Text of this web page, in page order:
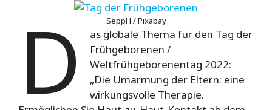
SeppH / Pixabay
D
as globale Thema für den Tag der
Frühgeborenen /
Weltfrühgeborenentag 2022:
„Die Umarmung der Eltern: eine
wirkungsvolle Therapie.